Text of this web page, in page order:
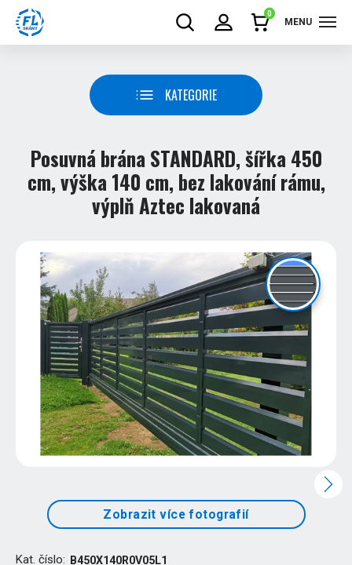
0
MENU
KATEGORIE
Posuvná brána STANDARD, šířka 450
cm, výška 140 cm, bez lakování rámu,
výplň Aztec lakovaná
Zobrazit více fotografií
Kat. číslo: B450X140R0V05L1